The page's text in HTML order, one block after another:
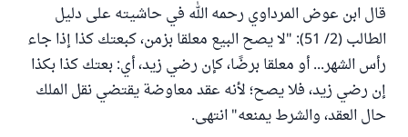
قال ابن عوض المرداوي رحمه الله في حاشيته على دليل
الطالب (2/ 51): "لا يصح البيع معلقا بزمن، كبعتك كذا إذا جاء
رأس الشهر... أو معلقا برضًا، كإن رضي زيد، أي: بعتك كذا بكذا
إن رضي زيد، فلا يصح؛ لأنه عقد معاوضة يقتضي نقل الملك
حال العقد، والشرط يمنعه" انتهى.